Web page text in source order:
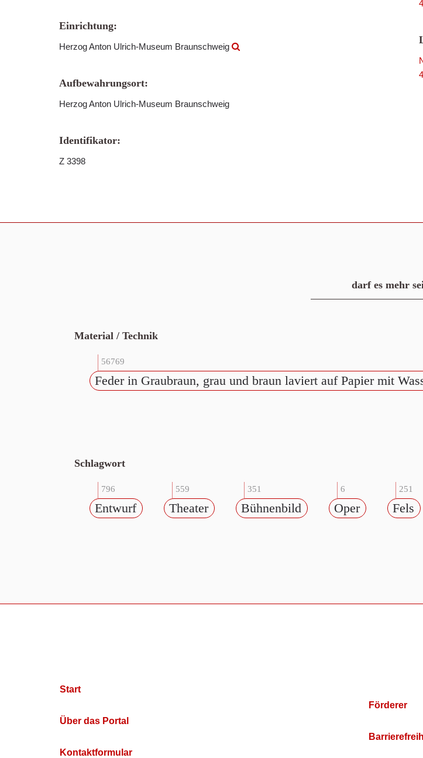
Einrichtung:
Herzog Anton Ulrich-Museum Braunschweig
Aufbewahrungsort:
Herzog Anton Ulrich-Museum Braunschweig
Identifikator:
Z 3398
darf es mehr
Material / Technik
56769
Feder in Graubraun, grau und braun laviert auf Papier mit
Schlagwort
796
Entwurf
559
Theater
351
Bühnenbild
6
Oper
251
Fels
Start
Über das Portal
Kontaktformular
Förderer